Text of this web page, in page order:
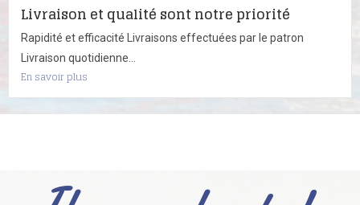
Livraison et qualité sont notre priorité
Rapidité et efficacité Livraisons effectuées par le patron
Livraison quotidienne...
En savoir plus